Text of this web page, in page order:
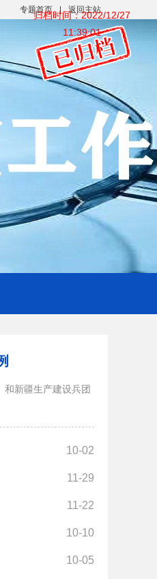
专题首页 | 返回主站
归档时间：2022/12/27
11:39:01
截至12月14日24时
新疆生产建设兵团
10-02
11-29
11-22
10-10
10-05